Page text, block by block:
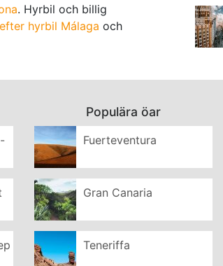
. Hyrbil och billig
hyrbil Málaga och
Populära öar
Fuerteventura
Gran Canaria
Teneriffa